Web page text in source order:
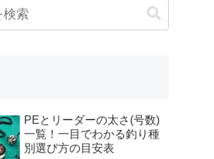
PEとリーダーの太さ(号数)
一覧！一目でわかる釣り種
別選び方の目安表